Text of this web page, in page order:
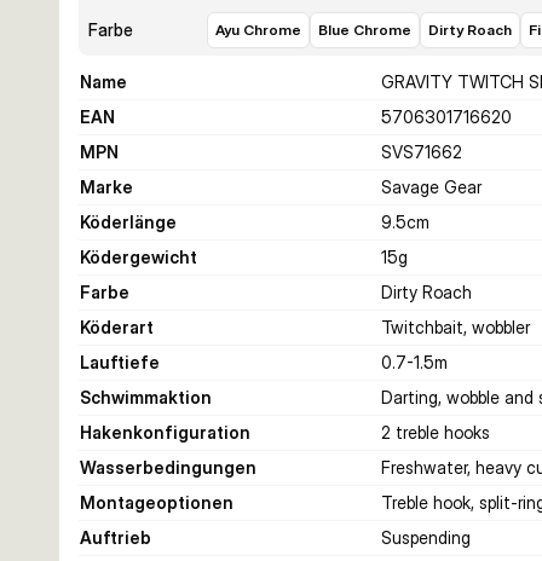
Farbe Ayu Chrome Blue Chrome Dirty Roach
Name
GRAVITY TWITCH
EAN
5706301716620
MPN
SVS71662
Marke
Savage Gear
Köderlänge
9.5cm
Ködergewicht
15g
Farbe
Dirty Roach
Köderart
Twitchbait, wobbler
Lauftiefe
0.7-1.5m
Schwimmaktion
Darting, wobble and
Hakenkonfiguration
2 treble hooks
Wasserbedingungen
Freshwater, heavy
Montageoptionen
Treble hook, split-
Auftrieb
Suspending